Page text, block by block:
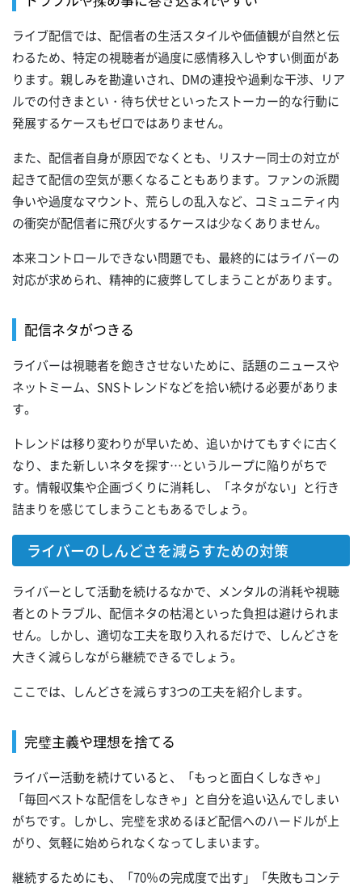
ライブ配信では、配信者の生活スタイルや価値観が自然と伝
わるため、特定の視聴者が過度に感情移入しやすい側面があ
ります。親しみを勘違いされ、DMの連投や過剰な干渉、リア
ルでの付きまとい・待ち伏せといったストーカー的な行動に
発展するケースもゼロではありません。
また、配信者自身が原因でなくとも、リスナー同士の対立が
起きて配信の空気が悪くなることもあります。ファンの派閥
争いや過度なマウント、荒らしの乱入など、コミュニティ内
の衝突が配信者に飛び火するケースは少なくありません。
本来コントロールできない問題でも、最終的にはライバーの
対応が求められ、精神的に疲弊してしまうことがあります。
配信ネタがつきる
ライバーは視聴者を飽きさせないために、話題のニュースや
ネットミーム、SNSトレンドなどを拾い続ける必要がありま
す。
トレンドは移り変わりが早いため、追いかけてもすぐに古く
なり、また新しいネタを探す…というループに陥りがちで
す。情報収集や企画づくりに消耗し、「ネタがない」と行き
詰まりを感じてしまうこともあるでしょう。
ライバーのしんどさを減らすための対策
ライバーとして活動を続けるなかで、メンタルの消耗や視聴
者とのトラブル、配信ネタの枯渇といった負担は避けられま
せん。しかし、適切な工夫を取り入れるだけで、しんどさを
大きく減らしながら継続できるでしょう。
ここでは、しんどさを減らす3つの工夫を紹介します。
完璧主義や理想を捨てる
ライバー活動を続けていると、「もっと面白くしなきゃ」
「毎回ベストな配信をしなきゃ」と自分を追い込んでしまい
がちです。しかし、完璧を求めるほど配信へのハードルが上
がり、気軽に始められなくなってしまいます。
継続するためにも、「70％の完成度で出す」「失敗もコンテ